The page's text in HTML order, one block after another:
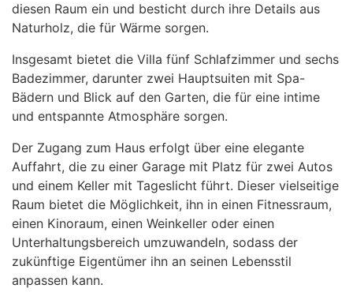
diesen Raum ein und besticht durch ihre Details aus
Naturholz, die für Wärme sorgen.
Insgesamt bietet die Villa fünf Schlafzimmer und sechs
Badezimmer, darunter zwei Hauptsuiten mit Spa-
Bädern und Blick auf den Garten, die für eine intime
und entspannte Atmosphäre sorgen.
Der Zugang zum Haus erfolgt über eine elegante
Auffahrt, die zu einer Garage mit Platz für zwei Autos
und einem Keller mit Tageslicht führt. Dieser vielseitige
Raum bietet die Möglichkeit, ihn in einen Fitnessraum,
einen Kinoraum, einen Weinkeller oder einen
Unterhaltungsbereich umzuwandeln, sodass der
zukünftige Eigentümer ihn an seinen Lebensstil
anpassen kann.